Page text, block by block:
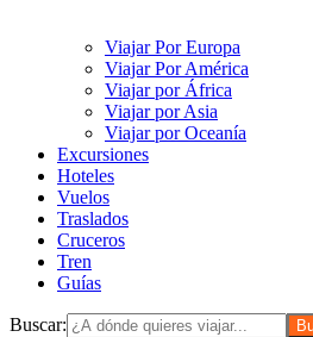
Viajar Por Europa
Viajar Por América
Viajar por África
Viajar por Asia
Viajar por Oceanía
Excursiones
Hoteles
Vuelos
Traslados
Cruceros
Tren
Guías
Buscar: